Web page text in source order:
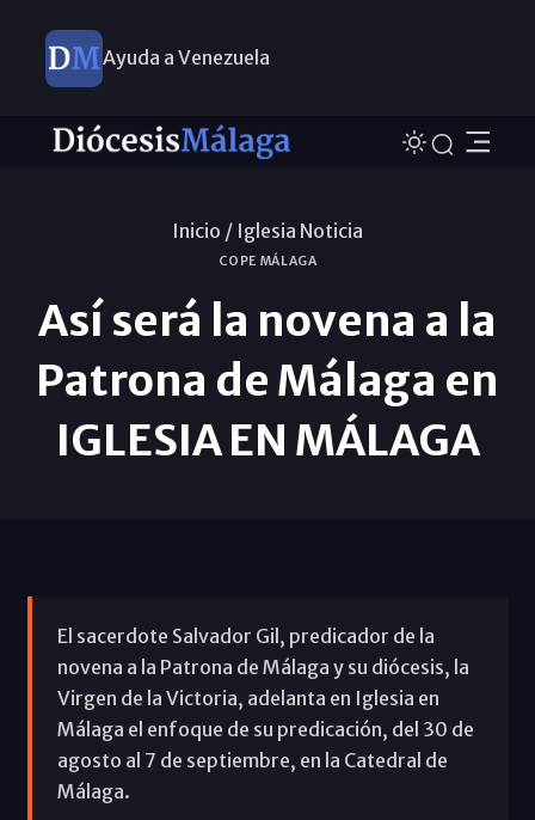
Ayuda a Venezuela
Inicio / Iglesia Noticia
COPE MÁLAGA
Así será la novena a la
Patrona de Málaga en
IGLESIA EN MÁLAGA
El sacerdote Salvador Gil, predicador de la
novena a la Patrona de Málaga y su diócesis, la
Virgen de la Victoria, adelanta en Iglesia en
Málaga el enfoque de su predicación, del 30 de
agosto al 7 de septiembre, en la Catedral de
Málaga.